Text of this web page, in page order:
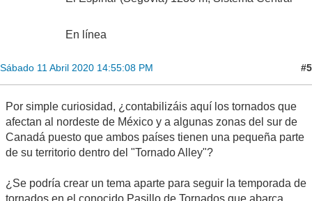
En línea
Sábado 11 Abril 2020 14:55:08 PM #5
Por simple curiosidad, ¿contabilizáis aquí los tornados que
afectan al nordeste de México y a algunas zonas del sur de
Canadá puesto que ambos países tienen una pequeña parte
de su territorio dentro del "Tornado Alley"?
¿Se podría crear un tema aparte para seguir la temporada de
tornados en el conocido Pasillo de Tornados que abarca